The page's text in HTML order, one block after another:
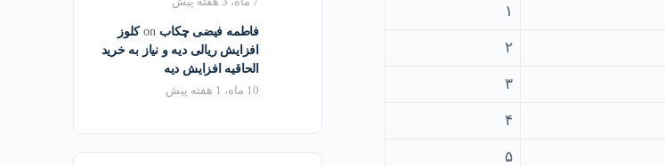
۱
۲
۳
۴
۵
فاطمه فیضی چکاب
کلوز
افزایش ریالی دیه و نیاز به خرید
الحاقیه افزایش دیه
10 ماه، 1 هفته پیش